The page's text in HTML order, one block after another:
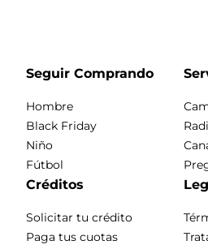
Seguir Comprando
Hombre
Black Friday
Niño
Fútbol
Créditos
Solicitar tu crédito
Paga tus cuotas